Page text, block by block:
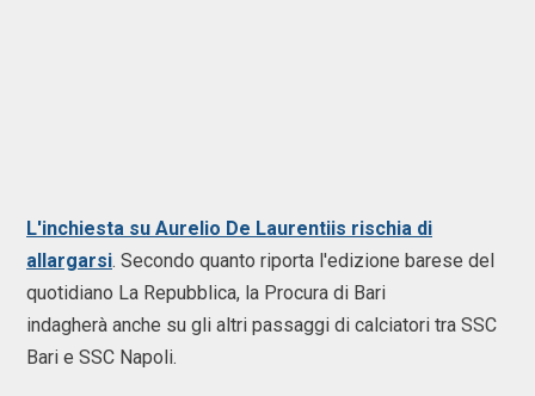
L'inchiesta su Aurelio De Laurentiis rischia di
allargarsi. Secondo quanto riporta l'edizione barese del
quotidiano La Repubblica, la Procura di Bari
indagherà anche su gli altri passaggi di calciatori tra SSC
Bari e SSC Napoli.